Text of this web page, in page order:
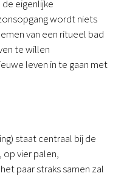
eigenlijke
wordt niets
van een ritueel bad
te willen
leven in te gaan met
staat centraal bij de
op vier palen,
paar straks samen zal